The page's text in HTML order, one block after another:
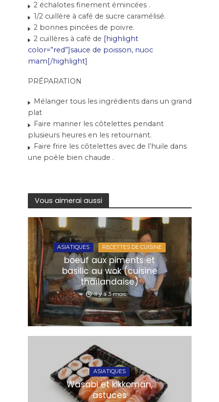
2 échalotes finement émincées .
1/2 cuillère à café de sucre caramélisé.
2 bonnes pincées de poivre.
2 cuillères à café de [highlight
color=”red”]sauce de poisson, nuoc
mam[/highlight]
PRÉPARATION
Mélanger tous les ingrédients dans un grand
plat
Faire mariner les côtelettes pendant
plusieurs heures en les retournant.
Faire frire les côtelettes avec de l’huile dans
une poêle bien chaude .
Vous aimerai aussi
ASIATIQUES RECETTES DE CUISINE
boeuf aux piments et
basilic au wok (cuisine
thaïlandaise)
Il y a 3 mois
ASIATIQUES
Wasabi et kikkoman,
astuces